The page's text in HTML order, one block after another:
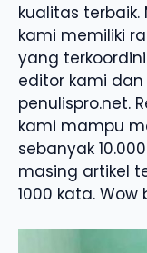
kualitas
kami memiliki
yang
editor kami
penulispro.net.
kami mampu
sebanyak
masing artikel
1000 kata. Wow